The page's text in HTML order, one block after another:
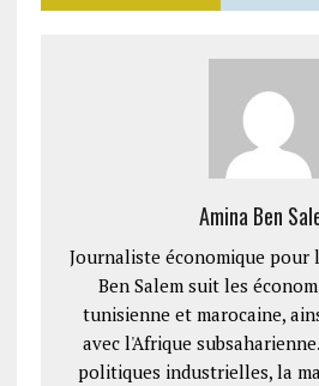
Amina Ben
Journaliste économique pour
Ben Salem suit les
tunisienne et marocaine,
avec l'Afrique
politiques industrielles, la